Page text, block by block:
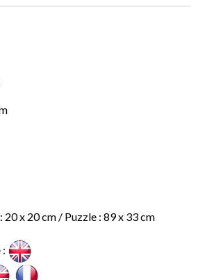
20 x 20 cm / Puzzle : 89 x 33 cm
: